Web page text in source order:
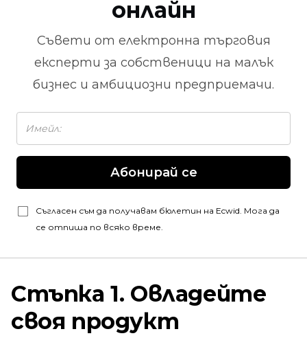
онлайн
Съвети от електронна търговия
експерти за собственици на малък
бизнес и амбициозни предприемачи.
Абонирай се
Съгласен съм да получавам бюлетин на Ecwid. Мога да
се отпиша по всяко време.
Стъпка 1. Овладейте
своя продукт